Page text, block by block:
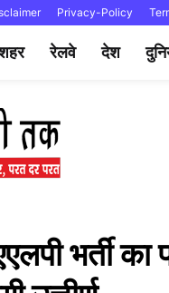
Privacy-Policy
रेलवे देश
भर्ती का